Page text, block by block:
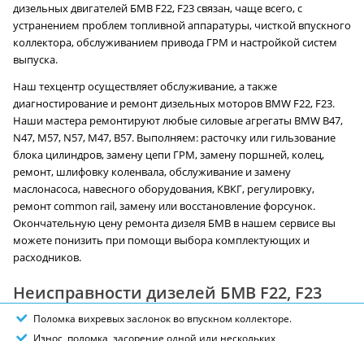
дизельных двигателей БМВ F22, F23 связан, чаще всего, с
устранением проблем топливной аппаратуры, чисткой впускного
коллектора, обслуживанием привода ГРМ и настройкой систем
выпуска.
Наш техцентр осуществляет обслуживание, а также
диагностирование и ремонт дизельных моторов BMW F22, F23.
Наши мастера ремонтируют любые силовые агрегаты BMW B47,
N47, M57, N57, M47, B57. Выполняем: расточку или гильзование
блока цилиндров, замену цепи ГРМ, замену поршней, колец,
ремонт, шлифовку коленвала, обслуживание и замену
маслонасоса, навесного оборудования, КВКГ, регулировку,
ремонт common rail, замену или восстановление форсунок.
Окончательную цену ремонта дизеля БМВ в нашем сервисе вы
можете понизить при помощи выбора комплектующих и
расходников.
Неисправности дизелей БМВ F22, F23
Поломка вихревых заслонок во впускном коллекторе.
Износ, поломка, засорение одной или нескольких